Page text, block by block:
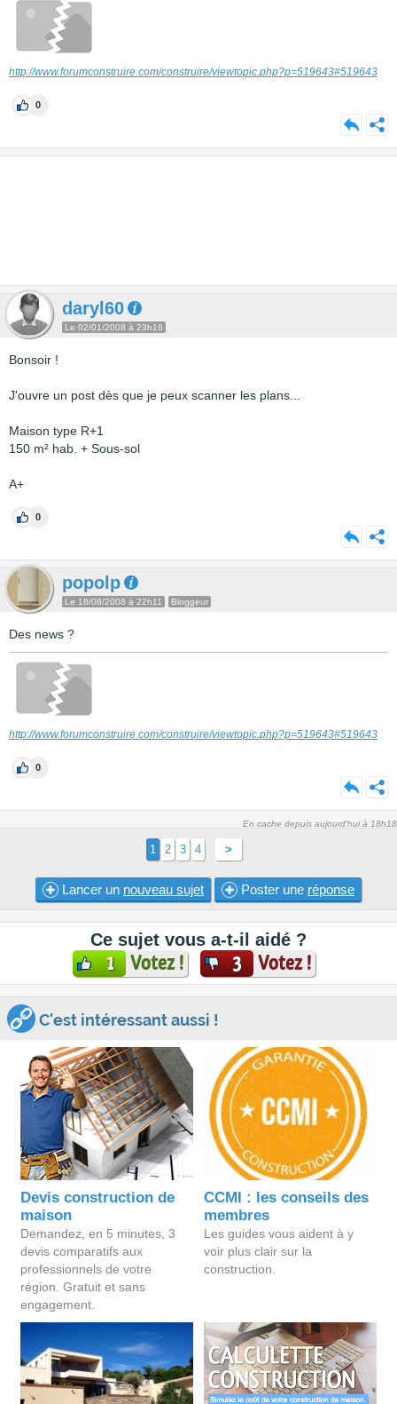
http://www.forumconstruire.com/construire/viewtopic.php?p=519643#519643
0
daryl60
Le 02/01/2008 à 23h16
Bonsoir !
J'ouvre un post dès que je peux scanner les plans...
Maison type R+1
150 m² hab. + Sous-sol
A+
0
popolp
Le 18/08/2008 à 22h11 Bloggeur
Des news ?
http://www.forumconstruire.com/construire/viewtopic.php?p=519643#519643
0
En cache depuis aujourd'hui à 18h18
1 2 3 4 >
Lancer un nouveau sujet Poster une réponse
Ce sujet vous a-t-il aidé ?
1 Votez ! 3 Votez !
C'est intéressant aussi !
Devis construction de
maison
Demandez, en 5 minutes, 3
devis comparatifs aux
professionnels de votre
région. Gratuit et sans
engagement.
CCMI : les conseils des
membres
Les guides vous aident à y
voir plus clair sur la
construction.